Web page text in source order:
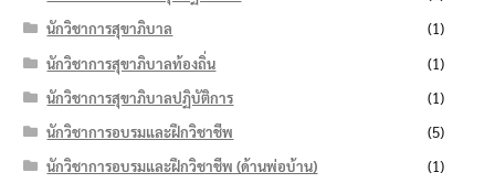
นักวิชาการสุขาภิบาล
(1)
นักวิชาการสุขาภิบาลท้องถิ่น
(1)
นักวิชาการสุขาภิบาลปฏิบัติการ
(1)
นักวิชาการอบรมและฝึกวิชาชีพ
(5)
นักวิชาการอบรมและฝึกวิชาชีพ (ด้านพ่อบ้าน)
(1)